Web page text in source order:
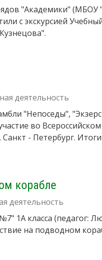
"Академики"
с экскурсией
деятельность
"Непоседы",
во
- Петербург.
корабле
деятельность
1А класса (педагог:
на подводном